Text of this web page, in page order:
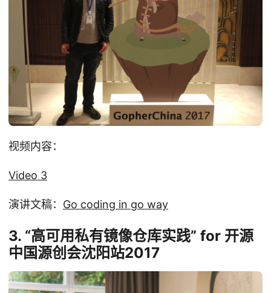
视频内容：
Video 3
演讲文稿： Go coding in go way
3. “高可用私有镜像仓库实践” for 开源
中国源创会沈阳站2017